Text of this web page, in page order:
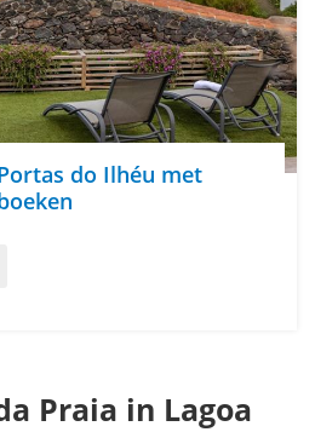
do Ilhéu met
Praia in Lagoa